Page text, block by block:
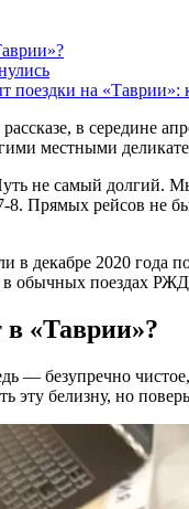
поездки на
в середине
местными
не самый долгий.
8. Прямых рейсов не
в декабре 2020 года
в обычных поездах
в «Таврии»?
— безупречно
эту белизну, но